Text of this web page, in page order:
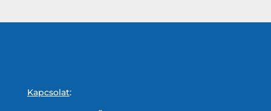
Kapcsolat: